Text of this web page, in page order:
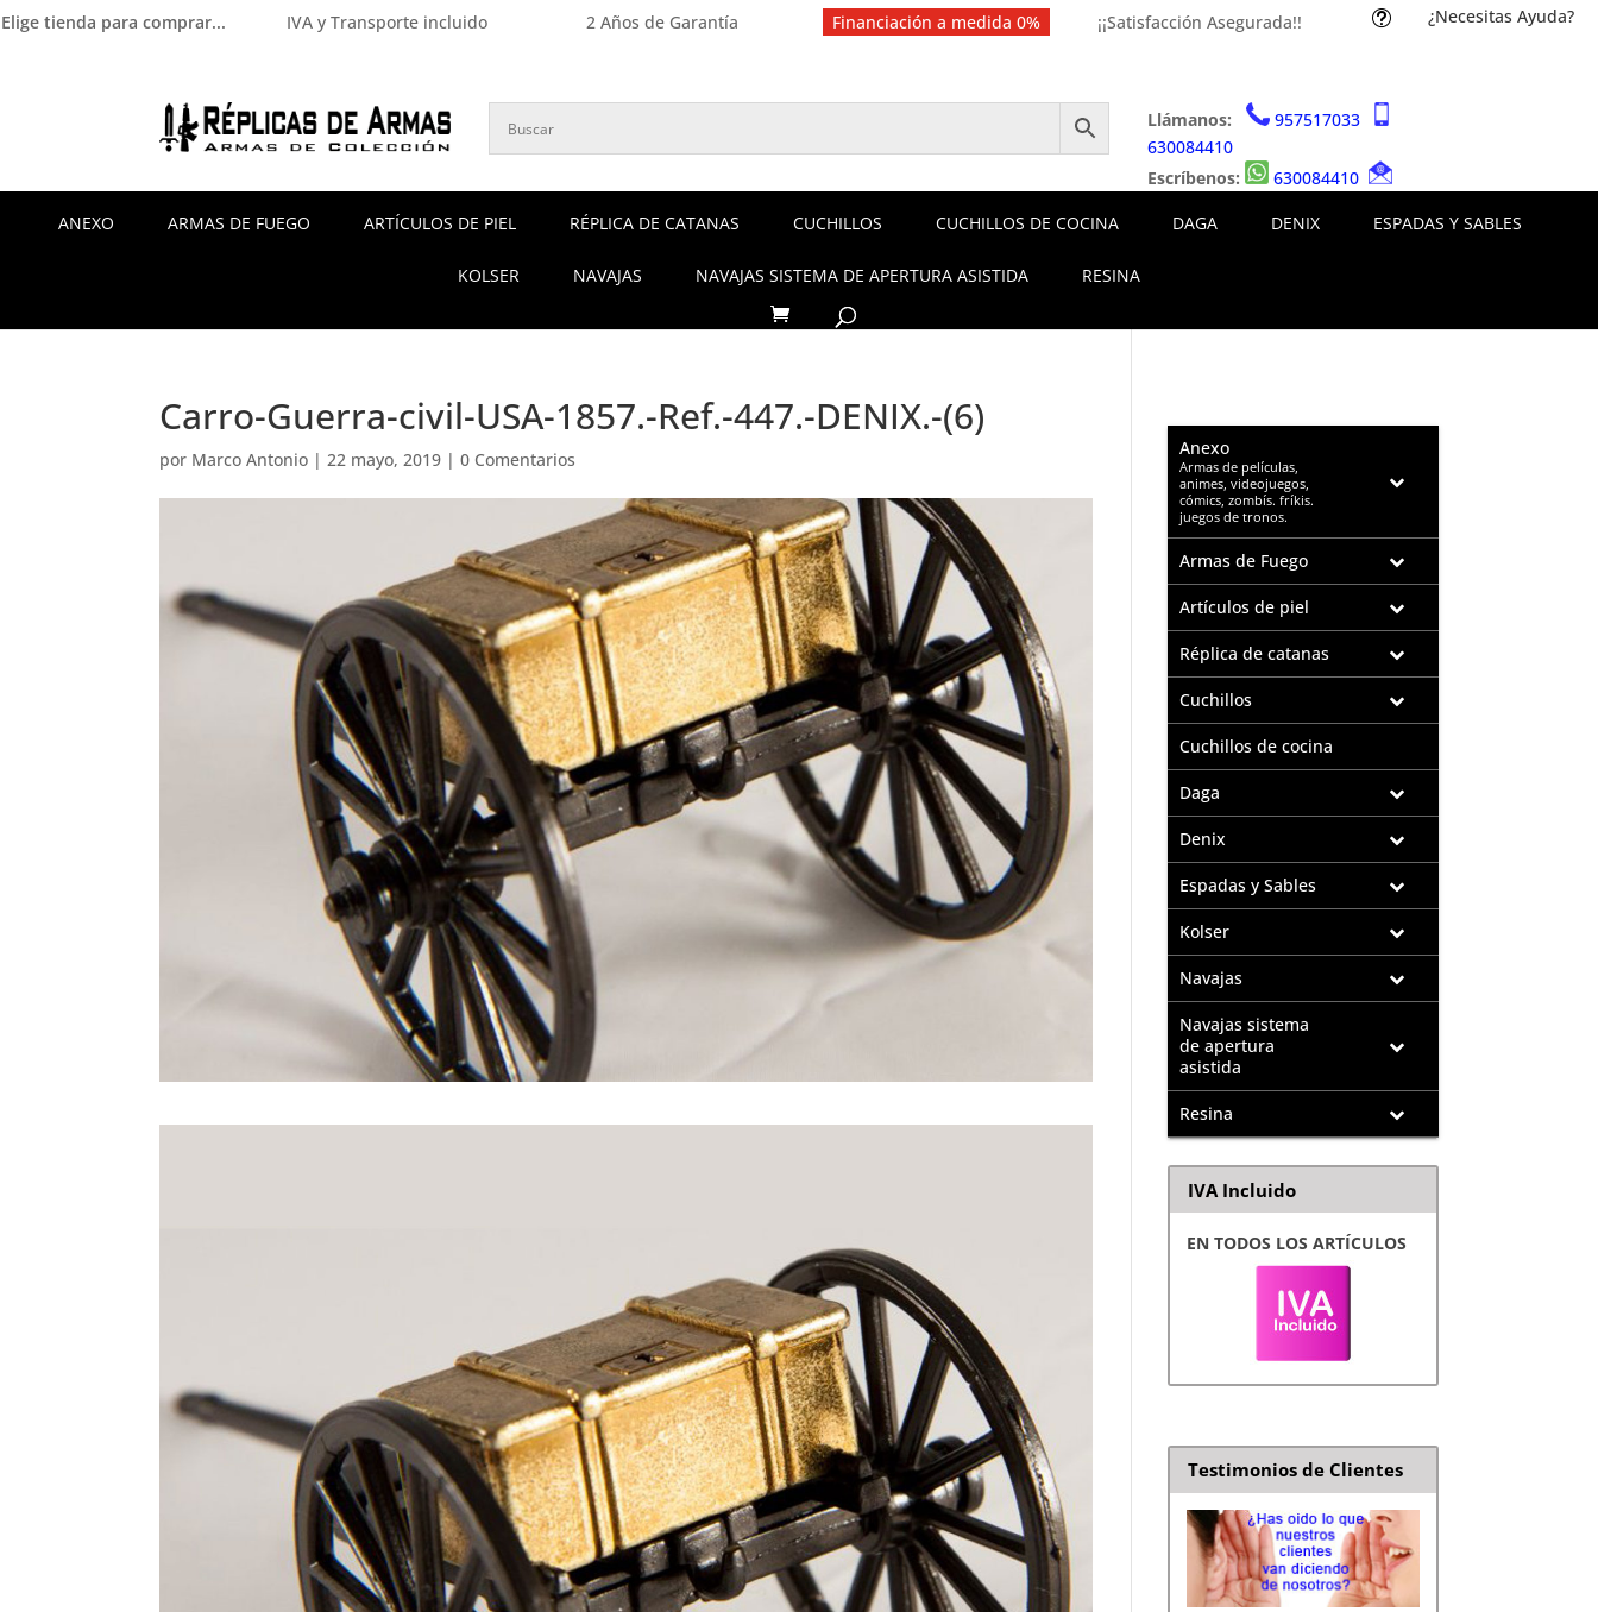
Elige tienda para comprar... IVA y Transporte incluido 2 Años de Garantía Financiación a medida 0% ¡¡Satisfacción Asegurada!! t ¿Necesitas Ayuda?
Llámanos:
957517033
630084410
Escríbenos:
630084410
ANEXO ARMAS DE FUEGO ARTÍCULOS DE PIEL RÉPLICA DE CATANAS CUCHILLOS CUCHILLOS DE COCINA DAGA DENIX ESPADAS Y SABLES
KOLSER NAVAJAS NAVAJAS SISTEMA DE APERTURA ASISTIDA RESINA
Carro-Guerra-civil-USA-1857.-Ref.-447.-DENIX.-(6)
por Marco Antonio |22 mayo, 2019 |0 Comentarios
Anexo
–
Armas de películas,
animes, videojuegos,
cómics, zombís. fríkis.
juegos de tronos.
Armas de Fuego
Artículos de piel
Réplica de catanas
Cuchillos
Cuchillos de cocina
Daga
Denix
Espadas y Sables
Kolser
Navajas
Navajas sistema
de apertura
asistida
Resina
IVA Incluido
EN TODOS LOS ARTÍCULOS
Testimonios de Clientes